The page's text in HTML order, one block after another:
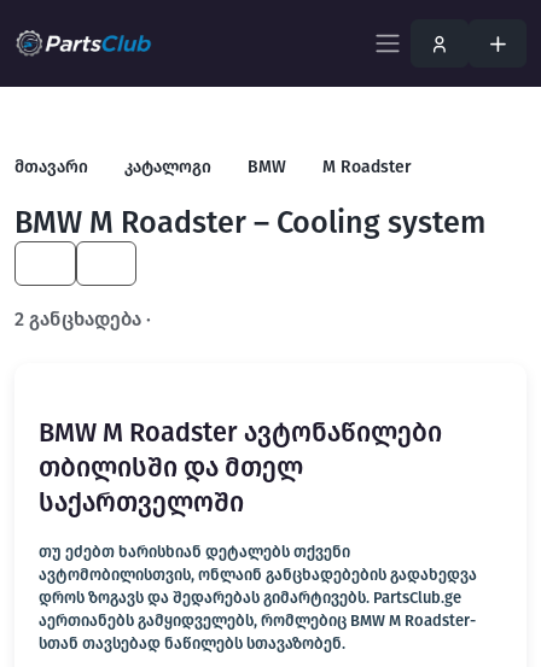
მთავარი კატალოგი BMW M Roadster
BMW M Roadster – Cooling system
2 განცხადება ·
BMW M Roadster ავტონაწილები
თბილისში და მთელ
საქართველოში
თუ ეძებთ ხარისხიან დეტალებს თქვენი
ავტომობილისთვის, ონლაინ განცხადებების გადახედვა
დროს ზოგავს და შედარებას გიმარტივებს. PartsClub.ge
აერთიანებს გამყიდველებს, რომლებიც BMW M Roadster-
სთან თავსებად ნაწილებს სთავაზობენ.